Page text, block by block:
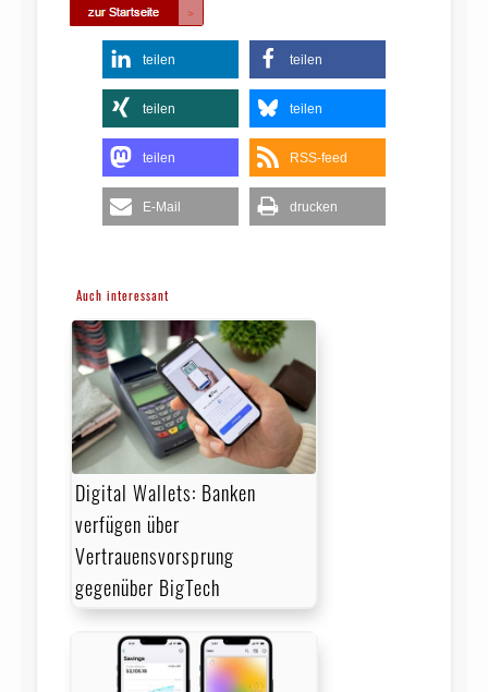
teilen teilen
teilen teilen
teilen RSS-feed
E-Mail drucken
Auch interessant
Digital Wallets: Banken
verfügen über
Vertrauensvorsprung
gegenüber BigTech